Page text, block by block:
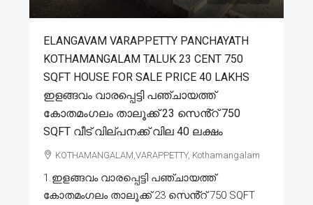
ELANGAVAM VARAPPETTY PANCHAYATH
KOTHAMANGALAM TALUK 23 CENT 750
SQFT HOUSE FOR SALE PRICE 40 LAKHS
ഇളങ്ങവം വാരപ്പെട്ടി പഞ്ചായത്ത്
കോതമംഗലം താലൂക്ക് 23 സെൻ്റ് 750
SQFT വീട് വില്പനക്ക് വില 40 ലക്ഷം
KOTHAMANGALAM,VARAPPETTY, Kothamangalam
1.ഇളങ്ങവം വാരപ്പെട്ടി പഞ്ചായത്ത്
കോതമംഗലം താലൂക്ക് 23 സെൻ്റ് 750 SQFT